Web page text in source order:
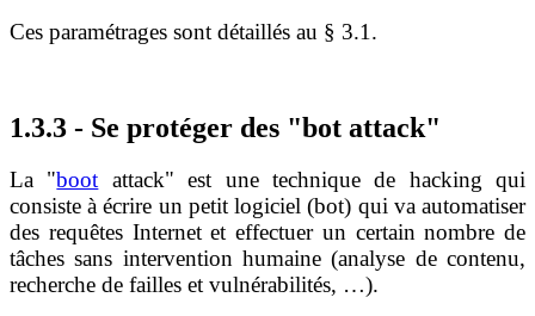
Ces paramétrages sont détaillés au § 3.1.
1.3.3 - Se protéger des "bot attack"
La "boot attack" est une technique de hacking qui
consiste à écrire un petit logiciel (bot) qui va automatiser
des requêtes Internet et effectuer un certain nombre de
tâches sans intervention humaine (analyse de contenu,
recherche de failles et vulnérabilités, …).